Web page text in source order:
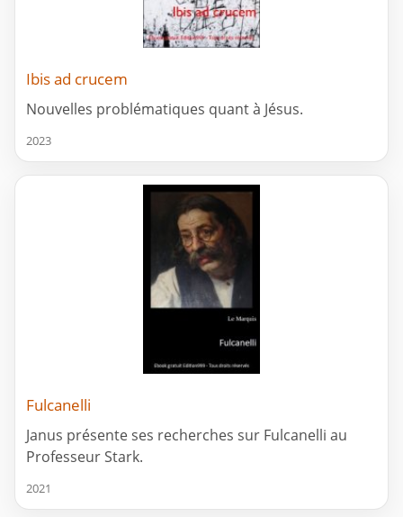
Ibis ad crucem
Nouvelles problématiques quant à Jésus.
2023
Fulcanelli
Janus présente ses recherches sur Fulcanelli au
Professeur Stark.
2021